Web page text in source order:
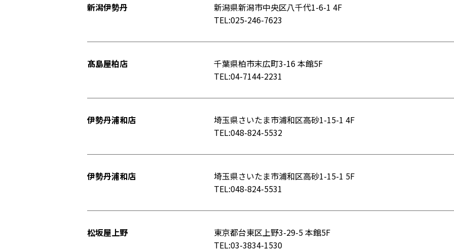
新潟伊勢丹
新潟県新潟市中央区八千代1-6-1 4F
TEL:025-246-7623
髙島屋柏店
千葉県柏市末広町3-16 本館5F
TEL:04-7144-2231
伊勢丹浦和店
埼玉県さいたま市浦和区高砂1-15-1 4F
TEL:048-824-5532
伊勢丹浦和店
埼玉県さいたま市浦和区高砂1-15-1 5F
TEL:048-824-5531
松坂屋上野
東京都台東区上野3-29-5 本館5F
TEL:03-3834-1530